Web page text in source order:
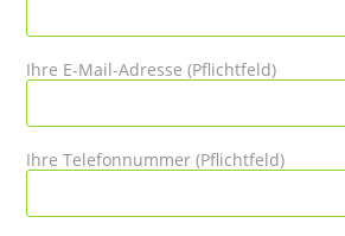
Ihre E-Mail-Adresse (Pflichtfeld)
Ihre Telefonnummer (Pflichtfeld)